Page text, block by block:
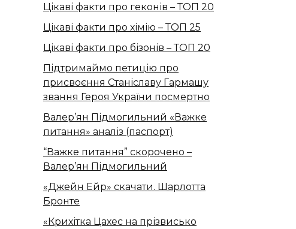
Цікаві факти про геконів – ТОП 20
Цікаві факти про хімію – ТОП 25
Цікаві факти про бізонів – ТОП 20
Підтримаймо петицію про
присвоєння Станіславу Гармашу
звання Героя України посмертно
Валер’ян Підмогильний «Важке
питання» аналіз (паспорт)
“Важке питання” скорочено –
Валер’ян Підмогильний
«Джейн Ейр» скачати. Шарлотта
Бронте
«Крихітка Цахес на прізвисько